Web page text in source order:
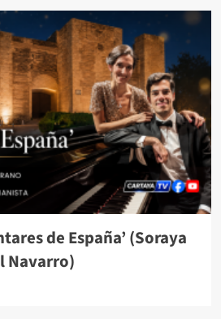
de España’ (Soraya
Navarro)